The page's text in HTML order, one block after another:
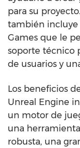
para su
también
Games que le
soporte técnico
de usuarios y
Los beneficios
Unreal Engine
un motor de
una
robusta, una